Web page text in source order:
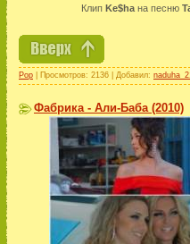
КлипKe$haна песню
Pop | Просмотров: 2136 | Добавил:
Фабрика - Али-Баба (2010)